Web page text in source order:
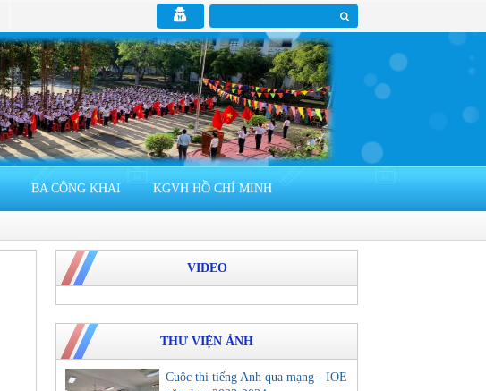
BA CÔNG KHAI KGVH HỒ CHÍ MINH
VIDEO
THƯ VIỆN ẢNH
Cuộc thi tiếng Anh qua mạng - IOE